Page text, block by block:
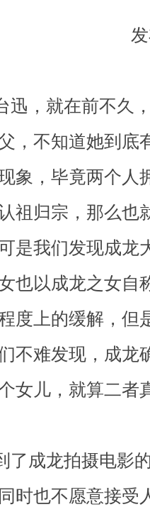
迅，就在前不久
，不知道她到底
象，毕竟两个人
祖归宗，那么也
是我们发现成龙
也以成龙之女自
度上的缓解，但
不难发现，成
女儿，就算二者
了成龙拍摄电影
时也不愿意接受